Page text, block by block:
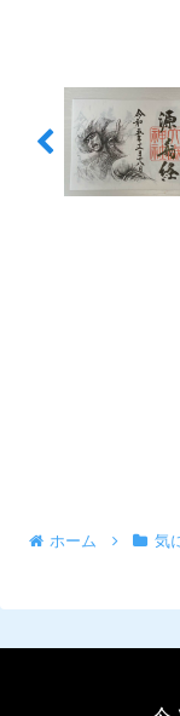
ホーム 気